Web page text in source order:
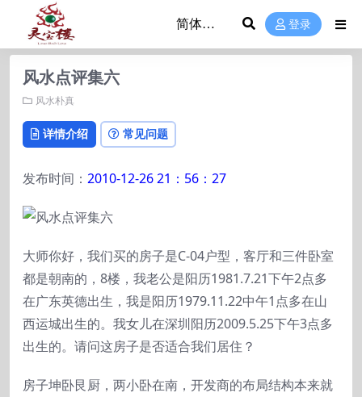
登录
风水点评集六
风水朴真
详情介绍 常见问题
发布时间： 2010-12-26 21：56：27
大师你好，我们买的房子是C-04户型，客厅和三件卧室
都是朝南的，8楼，我老公是阳历1981.7.21下午2点多
在广东英德出生，我是阳历1979.11.22中午1点多在山
西运城出生的。我女儿在深圳阳历2009.5.25下午3点多
出生的。请问这房子是否适合我们居住？
房子坤卧艮厨，两小卧在南，开发商的布局结构本来就